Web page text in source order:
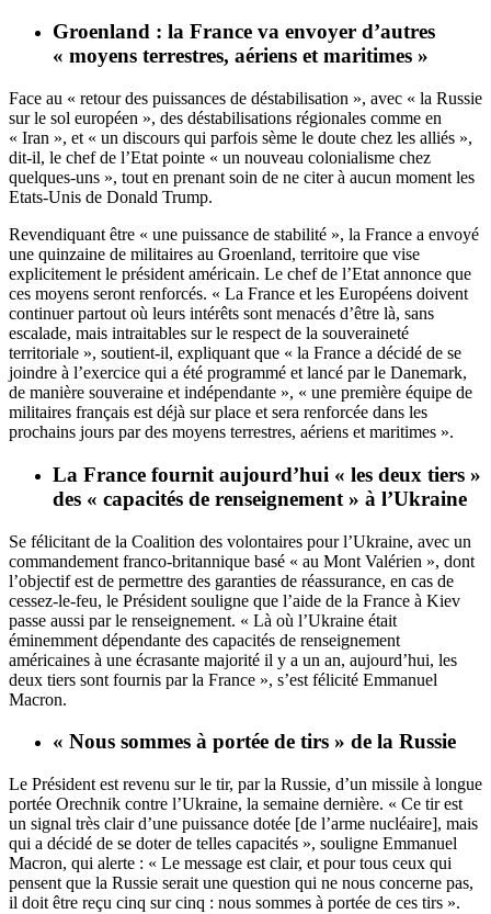
Groenland : la France va envoyer d’autres
« moyens terrestres, aériens et maritimes »
Face au « retour des puissances de déstabilisation », avec « la Russie
sur le sol européen », des déstabilisations régionales comme en
« Iran », et « un discours qui parfois sème le doute chez les alliés »,
dit-il, le chef de l’Etat pointe « un nouveau colonialisme chez
quelques-uns », tout en prenant soin de ne citer à aucun moment les
Etats-Unis de Donald Trump.
Revendiquant être « une puissance de stabilité », la France a envoyé
une quinzaine de militaires au Groenland, territoire que vise
explicitement le président américain. Le chef de l’Etat annonce que
ces moyens seront renforcés. « La France et les Européens doivent
continuer partout où leurs intérêts sont menacés d’être là, sans
escalade, mais intraitables sur le respect de la souveraineté
territoriale », soutient-il, expliquant que « la France a décidé de se
joindre à l’exercice qui a été programmé et lancé par le Danemark,
de manière souveraine et indépendante », « une première équipe de
militaires français est déjà sur place et sera renforcée dans les
prochains jours par des moyens terrestres, aériens et maritimes ».
La France fournit aujourd’hui « les deux tiers »
des « capacités de renseignement » à l’Ukraine
Se félicitant de la Coalition des volontaires pour l’Ukraine, avec un
commandement franco-britannique basé « au Mont Valérien », dont
l’objectif est de permettre des garanties de réassurance, en cas de
cessez-le-feu, le Président souligne que l’aide de la France à Kiev
passe aussi par le renseignement. « Là où l’Ukraine était
éminemment dépendante des capacités de renseignement
américaines à une écrasante majorité il y a un an, aujourd’hui, les
deux tiers sont fournis par la France », s’est félicité Emmanuel
Macron.
« Nous sommes à portée de tirs » de la Russie
Le Président est revenu sur le tir, par la Russie, d’un missile à longue
portée Orechnik contre l’Ukraine, la semaine dernière. « Ce tir est
un signal très clair d’une puissance dotée [de l’arme nucléaire], mais
qui a décidé de se doter de telles capacités », souligne Emmanuel
Macron, qui alerte : « Le message est clair, et pour tous ceux qui
pensent que la Russie serait une question qui ne nous concerne pas,
il doit être reçu cinq sur cinq : nous sommes à portée de ces tirs ».